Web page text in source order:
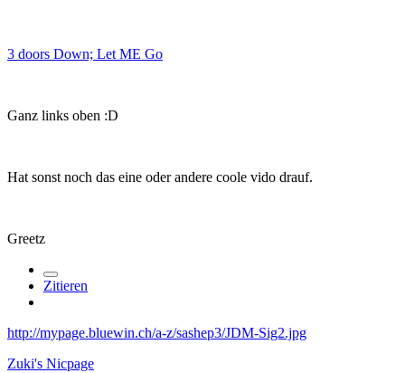
3 doors Down; Let ME Go
Ganz links oben :D
Hat sonst noch das eine oder andere coole vido drauf.
Greetz
Zitieren
http://mypage.bluewin.ch/a-z/sashep3/JDM-Sig2.jpg
Zuki's Nicpage